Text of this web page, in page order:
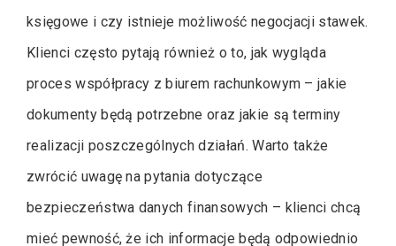
księgowe i czy istnieje możliwość negocjacji stawek.
Klienci często pytają również o to, jak wygląda
proces współpracy z biurem rachunkowym – jakie
dokumenty będą potrzebne oraz jakie są terminy
realizacji poszczególnych działań. Warto także
zwrócić uwagę na pytania dotyczące
bezpieczeństwa danych finansowych – klienci chcą
mieć pewność, że ich informacje będą odpowiednio